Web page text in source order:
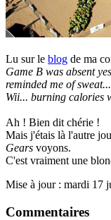
Lu sur le blog de ma
Game B was absent
reminded me of
Wii... burning calories
Ah ! Bien dit chérie !
Mais j'étais là l'autre
Gears voyons.
C'est vraiment une
Mise à jour : mardi 17
Commentaires